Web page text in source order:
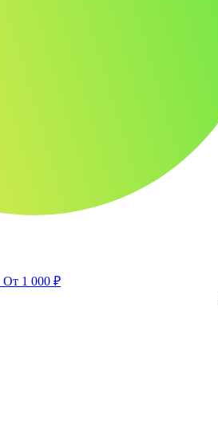
От 1 000 ₽